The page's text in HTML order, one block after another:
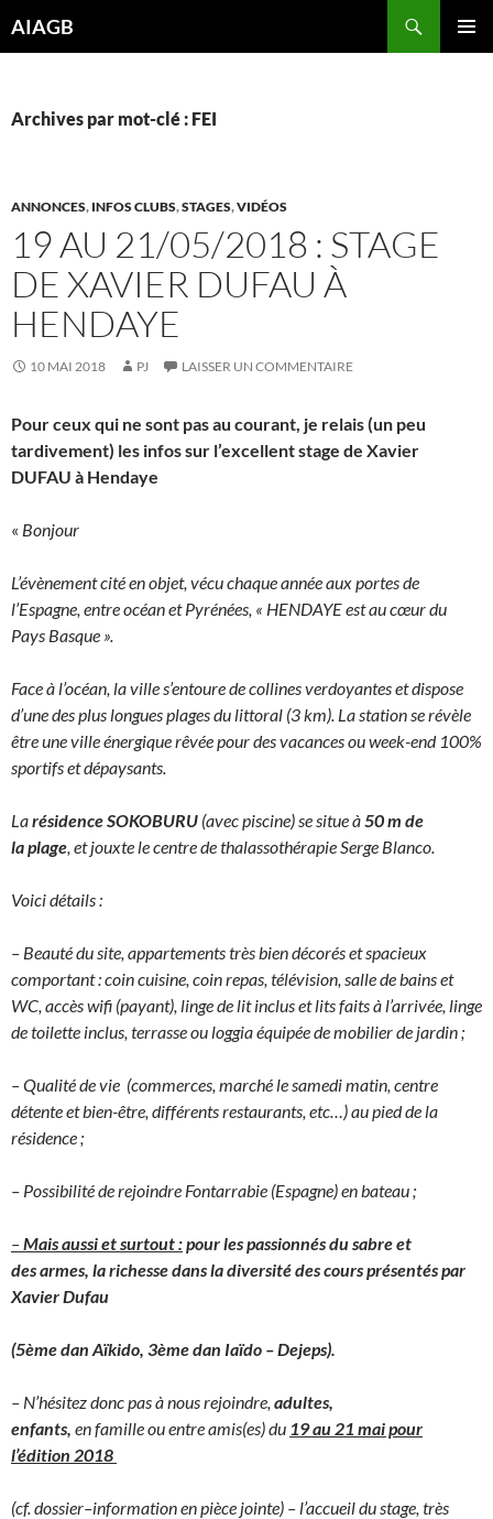
auAIAGB
Archives par mot-clé : FEI
ANNONCES, INFOS CLUBS,STAGES,VIDÉOS
19 AU 21/05/2018 : STAGE
DE XAVIER DUFAU À
HENDAYE
10 MAI 2018 PJ LAISSER UN COMMENTAIRE
Pour ceux qui ne sont pas au courant, je relais (un peu
tardivement) les infos sur l’excellent stage de Xavier
DUFAU à Hendaye
« Bonjour
L’évènement cité en objet, vécu chaque année aux portes de
l’Espagne, entre océan et Pyrénées, « HENDAYE est au cœur du
Pays Basque ».
Face à l’océan, la ville s’entoure de collines verdoyantes et dispose
d’une des plus longues plages du littoral (3 km). La station se révèle
être une ville énergiquerêvée pour des vacances ou week-end 100%
sportifs et dépaysants.
Larésidence SOKOBURU (avec piscine) se situe à50 m de
la plage, et jouxte le centre de thalassothérapie Serge Blanco.
Voici détails :
– Beauté du site, appartements très bien décorés et spacieux
comportant : coin cuisine, coin repas, télévision, salle de bains et
WC, accès wifi (payant), linge de lit inclus et lits faits à l’arrivée, linge
de toilette inclus, terrasse ou loggia équipée de mobilier de jardin ;
– Qualité de vie (commerces, marché le samedi matin, centre
détente et bien-être, différents restaurants, etc…) au pied de la
résidence ;
– Possibilité de rejoindre Fontarrabie (Espagne) en bateau ;
–Mais aussi et surtout :pour les passionnés du sabre et
des armes, la richesse dans la diversité des cours présentés par
Xavier Dufau
(5ème dan Aïkido, 3ème dan Iaïdo – Dejeps).
– N’hésitez donc pas à nous rejoindre, adultes,
enfants, en famille ou entre amis(es)du 19 au 21 mai pour
l’édition 2018
(cf. dossier–information en pièce jointe) – l’accueil du stage, très